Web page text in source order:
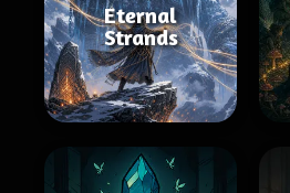
Eternal
Strands